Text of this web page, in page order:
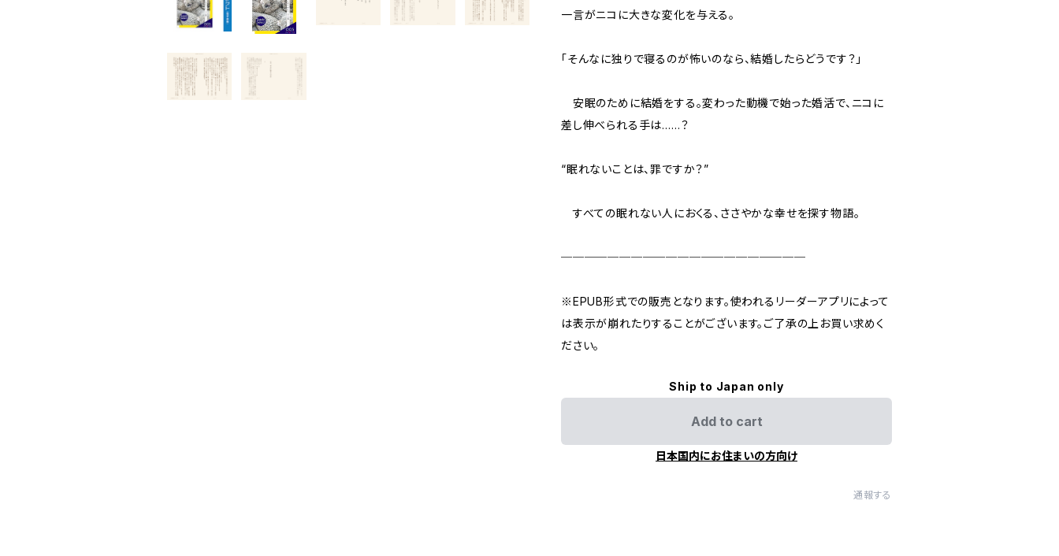
一言がニコに大きな変化を与える。
「そんなに独りで寝るのが怖いのなら、結婚したらどうです？」
安眠のために結婚をする。変わった動機で始った婚活で、ニコに
差し伸べられる手は……？
“眠れないことは、罪ですか？”
すべての眠れない人におくる、ささやかな幸せを探す物語。
─────────────────────
※EPUB形式での販売となります。使われるリーダーアプリによって
は表示が崩れたりすることがございます。ご了承の上お買い求めく
ださい。
Ship to Japan only
Add to cart
日本国内にお住まいの方向け
通報する